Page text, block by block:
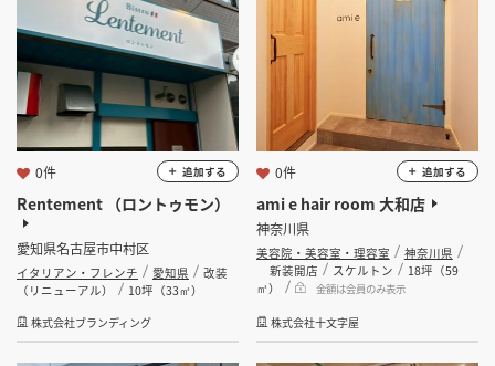
設計・施工範囲 選択する
設計施工会社 選択する
金額
会員ログインすると検索できます。
坪数
Rentement （ロントゥモン）
愛知県名古屋市中村区
イタリアン・フレンチ 愛知県
改装
（リニューアル）
10坪（33㎡）
株式会社ブランディング
0件 追加する
ami e hair room 大和店
神奈川県
美容院・美容室・理容室
神奈川県
新装開店
スケルトン
18坪（59
㎡）
金額は会員のみ表示
株式会社十文字屋
0件 追加する